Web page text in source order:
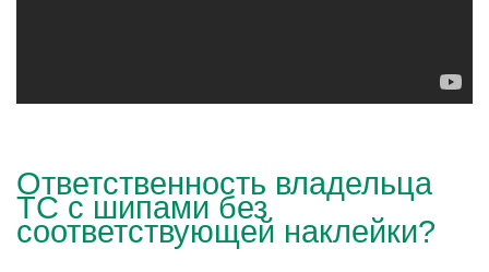
Ответственность владельца
ТС с шипами без
соответствующей наклейки?